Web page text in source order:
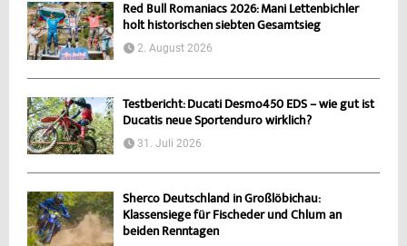
Red Bull Romaniacs 2026: Mani Lettenbichler
holt historischen siebten Gesamtsieg
2. August 2026
Testbericht: Ducati Desmo450 EDS – wie gut ist
Ducatis neue Sportenduro wirklich?
31. Juli 2026
Sherco Deutschland in Großlöbichau:
Klassensiege für Fischeder und Chlum an
beiden Renntagen